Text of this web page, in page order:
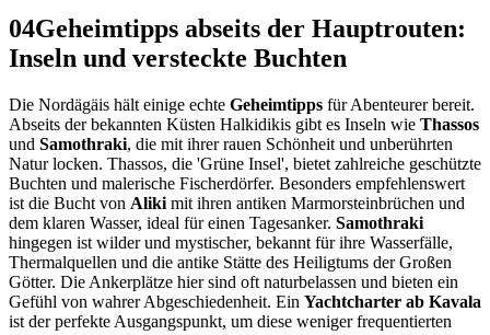
04Geheimtipps abseits der Hauptrouten:
Inseln und versteckte Buchten
Die Nordägäis hält einige echte Geheimtipps für Abenteurer bereit.
Abseits der bekannten Küsten Halkidikis gibt es Inseln wie Thassos
und Samothraki, die mit ihrer rauen Schönheit und unberührten
Natur locken. Thassos, die 'Grüne Insel', bietet zahlreiche geschützte
Buchten und malerische Fischerdörfer. Besonders empfehlenswert
ist die Bucht von Aliki mit ihren antiken Marmorsteinbrüchen und
dem klaren Wasser, ideal für einen Tagesanker. Samothraki
hingegen ist wilder und mystischer, bekannt für ihre Wasserfälle,
Thermalquellen und die antike Stätte des Heiligtums der Großen
Götter. Die Ankerplätze hier sind oft naturbelassen und bieten ein
Gefühl von wahrer Abgeschiedenheit. Ein Yachtcharter ab Kavala
ist der perfekte Ausgangspunkt, um diese weniger frequentierten